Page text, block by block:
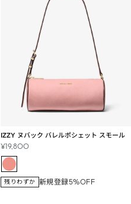
IZZY ヌバック バレルポシェット スモール
セ
ー
ル
価
格
¥19,800
残りわずか 新規登録5%OFF